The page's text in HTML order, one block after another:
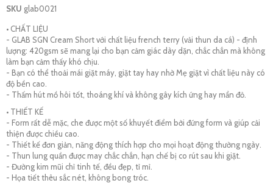
SKU glab0021
• CHẤT LIỆU
- GLAB SGN Cream Short với chất liệu french terry (vải thun da cá) - định
lượng: 420gsm sẽ mang lại cho bạn cảm giác dày dặn, chắc chắn mà không
làm bạn cảm thấy khó chịu.
- Bạn có thể thoải mái giặt máy, giặt tay hay nhờ Mẹ giặt vì chất liệu này có
độ bền cao.
- Thấm hút mồ hôi tốt, thoáng khí và không gây kích ứng hay mẩn đỏ.
• THIẾT KẾ
- Form rất dễ mặc, che được một số khuyết điểm bởi đứng form và giúp cải
thiện được chiều cao.
- Thiết kế đơn giản, năng động thích hợp cho mọi hoạt động thường ngày.
- Thun lung quần được may chắc chắn, hạn chế bị co rút sau khi giặt.
- Đường kim mũi chỉ tinh tế, đều đẹp, tỉ mỉ.
- Họa tiết thêu sắc nét, không bong tróc.